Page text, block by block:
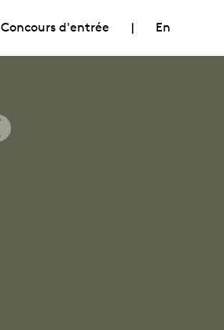
Concours d'entrée | En